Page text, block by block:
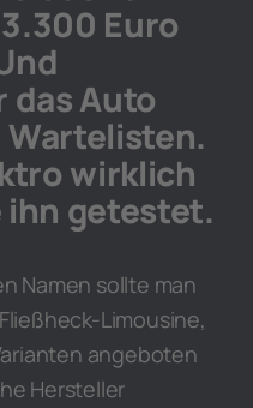
Euro
das Auto
wirklich
ihn getestet.
Namen sollte man
Limousine,
angeboten
Hersteller